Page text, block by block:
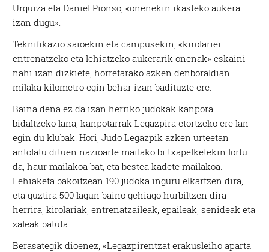
Urquiza eta Daniel Pionso, «onenekin ikasteko aukera
izan dugu».
Teknifikazio saioekin eta campusekin, «kirolariei
entrenatzeko eta lehiatzeko aukerarik onenak» eskaini
nahi izan dizkiete, horretarako azken denboraldian
milaka kilometro egin behar izan badituzte ere.
Baina dena ez da izan herriko judokak kanpora
bidaltzeko lana, kanpotarrak Legazpira etortzeko ere lan
egin du klubak. Hori, Judo Legazpik azken urteetan
antolatu dituen nazioarte mailako bi txapelketekin lortu
da, haur mailakoa bat, eta bestea kadete mailakoa.
Lehiaketa bakoitzean 190 judoka inguru elkartzen dira,
eta guztira 500 lagun baino gehiago hurbiltzen dira
herrira, kirolariak, entrenatzaileak, epaileak, senideak eta
zaleak batuta.
Berasategik dioenez, «Legazpirentzat erakusleiho aparta